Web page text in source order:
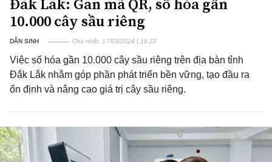
10.000 cây sầu riêng
DÂN SINH Chủ nhật, 17/03/2024 | 18:22
Việc số hóa gần 10.000 cây sầu riêng trên địa bàn tỉnh
Đắk Lắk nhằm góp phần phát triển bền vững, tạo đầu ra
ổn định và nâng cao giá trị cây sầu riêng.